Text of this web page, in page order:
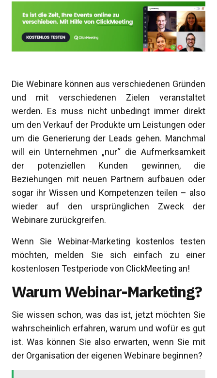
Die Webinare können aus verschiedenen Gründen
und mit verschiedenen Zielen veranstaltet
werden. Es muss nicht unbedingt immer direkt
um den Verkauf der Produkte um Leistungen oder
um die Generierung der Leads gehen. Manchmal
will ein Unternehmen „nur“ die Aufmerksamkeit
der potenziellen Kunden gewinnen, die
Beziehungen mit neuen Partnern aufbauen oder
sogar ihr Wissen und Kompetenzen teilen – also
wieder auf den ursprünglichen Zweck der
Webinare zurückgreifen.
Wenn Sie Webinar-Marketing kostenlos testen
möchten, melden Sie sich einfach zu einer
kostenlosen Testperiode von ClickMeeting an!
Warum Webinar-Marketing?
Sie wissen schon, was das ist, jetzt möchten Sie
wahrscheinlich erfahren, warum und wofür es gut
ist. Was können Sie also erwarten, wenn Sie mit
der Organisation der eigenen Webinare beginnen?